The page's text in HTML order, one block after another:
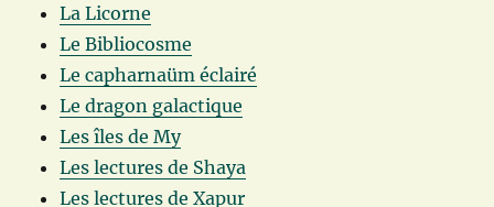
La Licorne
Le Bibliocosme
Le capharnaüm éclairé
Le dragon galactique
Les îles de My
Les lectures de Shaya
Les lectures de Xapur